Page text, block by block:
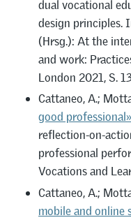
dual vocational
design principles.
(Hrsg.): At the
and work:
London 2021, S.
Cattaneo, A.;
good professional»
reflection-on-
professional
Vocations and
Cattaneo, A.;
mobile and online